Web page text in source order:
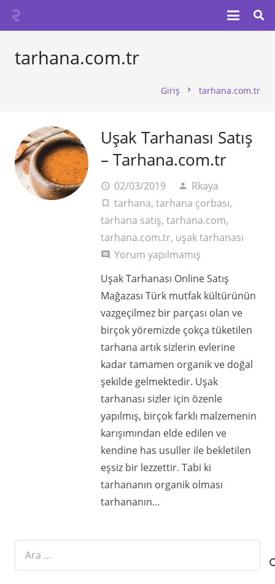
tarhana.com.tr
Giriş chevron_right tarhana.com.tr
Uşak Tarhanası Satış
– Tarhana.com.tr
access_time 02/03/2019 person Rkaya
turned_in_not tarhana,tarhana çorbası,
tarhana satış, tarhana.com,
tarhana.com.tr, uşak tarhanası
comment
Yorum yapılmamış
Uşak Tarhanası Online Satış
Mağazası Türk mutfak kültürünün
vazgeçilmez bir parçası olan ve
birçok yöremizde çokça tüketilen
tarhana artık sizlerin evlerine
kadar tamamen organik ve doğal
şekilde gelmektedir. Uşak
tarhanası sizler için özenle
yapılmış, birçok farklı malzemenin
karışımından elde edilen ve
kendine has usuller ile bekletilen
eşsiz bir lezzettir. Tabi ki
tarhananın organik olması
tarhananın…